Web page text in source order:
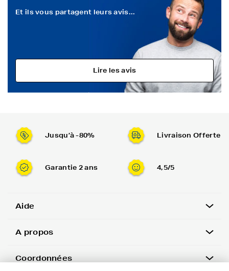
Et ils vous partagent leurs avis...
Lire les avis
Jusqu’à -80% Livraison Offerte
Garantie 2 ans 4,5/5
Aide
A propos
Coordonnées